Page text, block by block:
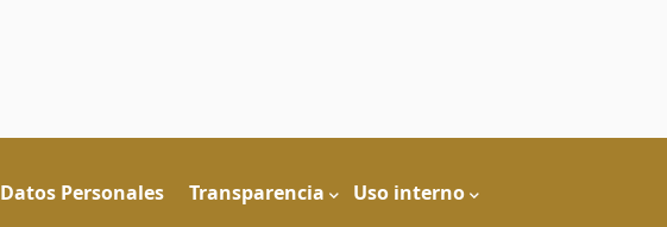
Datos Personales Transparencia Uso interno